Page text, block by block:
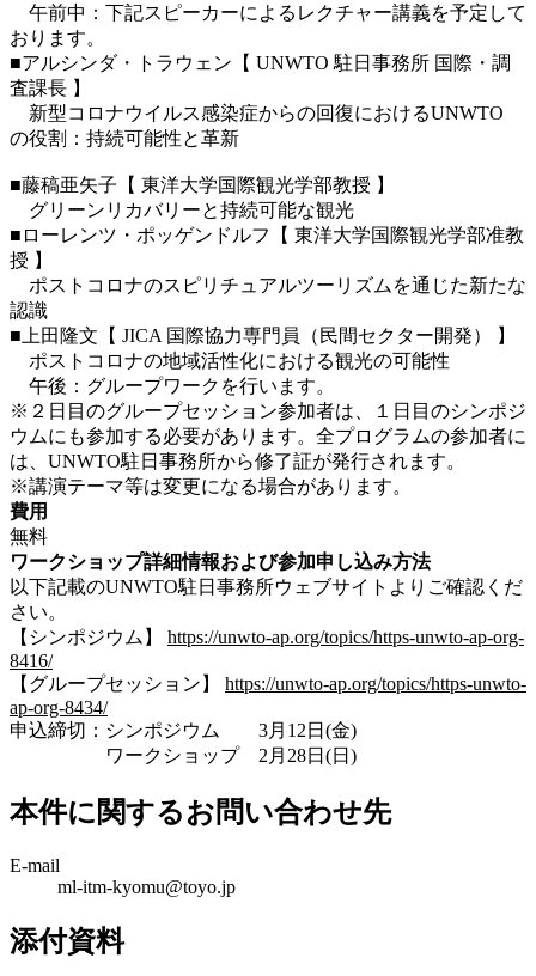
午前中：下記スピーカーによるレクチャー講義を予定して
おります。
■アルシンダ・トラウェン【 UNWTO 駐日事務所 国際・調
査課長 】
新型コロナウイルス感染症からの回復におけるUNWTO
の役割：持続可能性と革新
■藤稿亜矢子【 東洋大学国際観光学部教授 】
グリーンリカバリーと持続可能な観光
■ローレンツ・ポッゲンドルフ【 東洋大学国際観光学部准教
授 】
ポストコロナのスピリチュアルツーリズムを通じた新たな
認識
■上田隆文【 JICA 国際協力専門員（民間セクター開発） 】
ポストコロナの地域活性化における観光の可能性
午後：グループワークを行います。
※２日目のグループセッション参加者は、１日目のシンポジ
ウムにも参加する必要があります。全プログラムの参加者に
は、UNWTO駐日事務所から修了証が発行されます。
※講演テーマ等は変更になる場合があります。
費用
無料
ワークショップ詳細情報および参加申し込み方法
以下記載のUNWTO駐日事務所ウェブサイトよりご確認くだ
さい。
【シンポジウム】 https://unwto-ap.org/topics/https-unwto-ap-org-
8416/
【グループセッション】 https://unwto-ap.org/topics/https-unwto-
ap-org-8434/
申込締切：シンポジウム 3月12日(金)
ワークショップ 2月28日(日)
本件に関するお問い合わせ先
E-mail
ml-itm-kyomu@toyo.jp
添付資料